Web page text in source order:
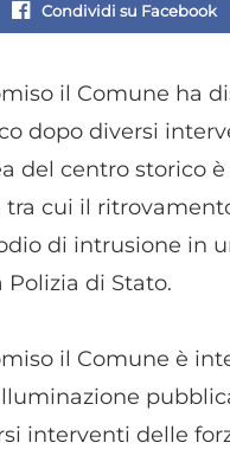
Condividi su Facebook
il Comune ha
dopo diversi
del centro storico
tra cui il
di intrusione in
Polizia di Stato.
il Comune è
interventi delle